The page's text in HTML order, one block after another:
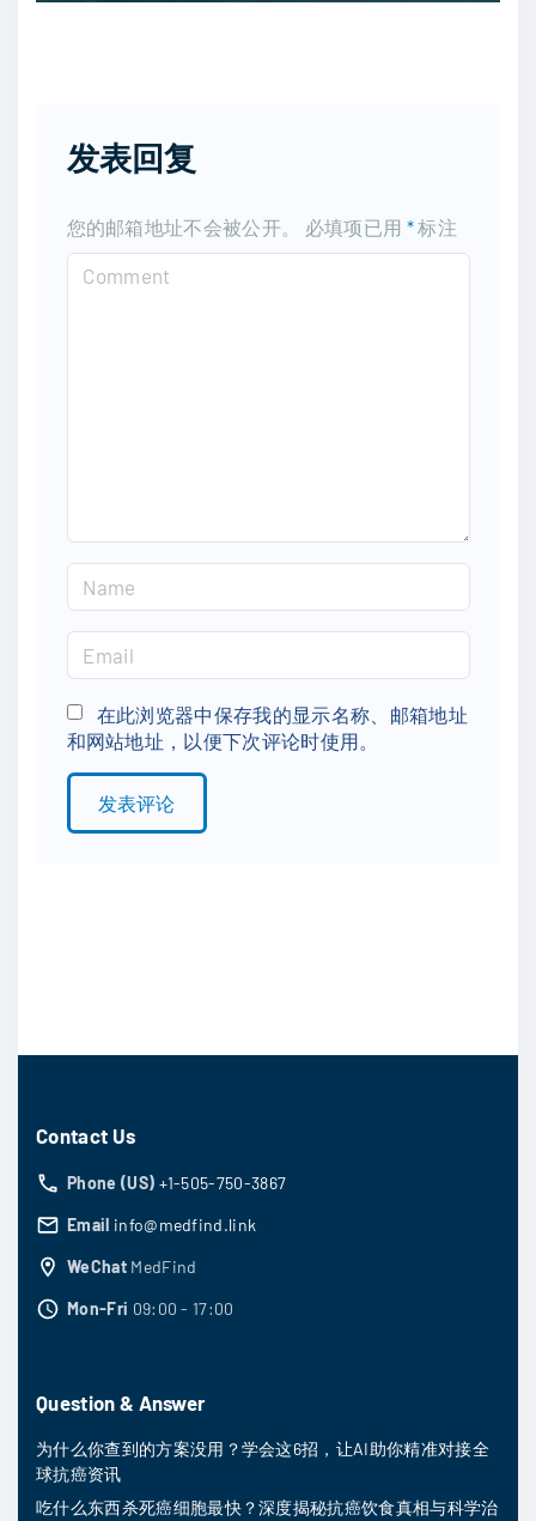
发表回复
您的邮箱地址不会被公开。 必填项已用 *标注
a
e
*
m
a
i
l
在此浏览器中保存我的显示名称、邮箱地址
和网站地址，以便下次评论时使用。
Contact Us
Phone (US) +1-505-750-3867
Email info@medfind.link
WeChat MedFind
Mon-Fri 09:00 - 17:00
Question & Answer
为什么你查到的方案没用？学会这6招，让AI助你精准对接全
球抗癌资讯
吃什么东西杀死癌细胞最快？深度揭秘抗癌饮食真相与科学治